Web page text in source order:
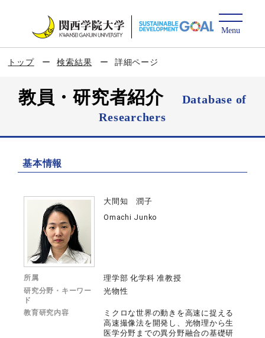
トップ 検索結果 詳細ページ
教員・研究者紹介
Database of
Researchers
基本情報
大間知 潤子
Omachi Junko
所属 理学部 化学科 准教授
研究分野・キーワー
ド
光物性
教育研究内容
ミクロな世界の動きを高速に捉える
高速撮像法を開発し、光物理から生
医学分野までの異分野融合の基礎研